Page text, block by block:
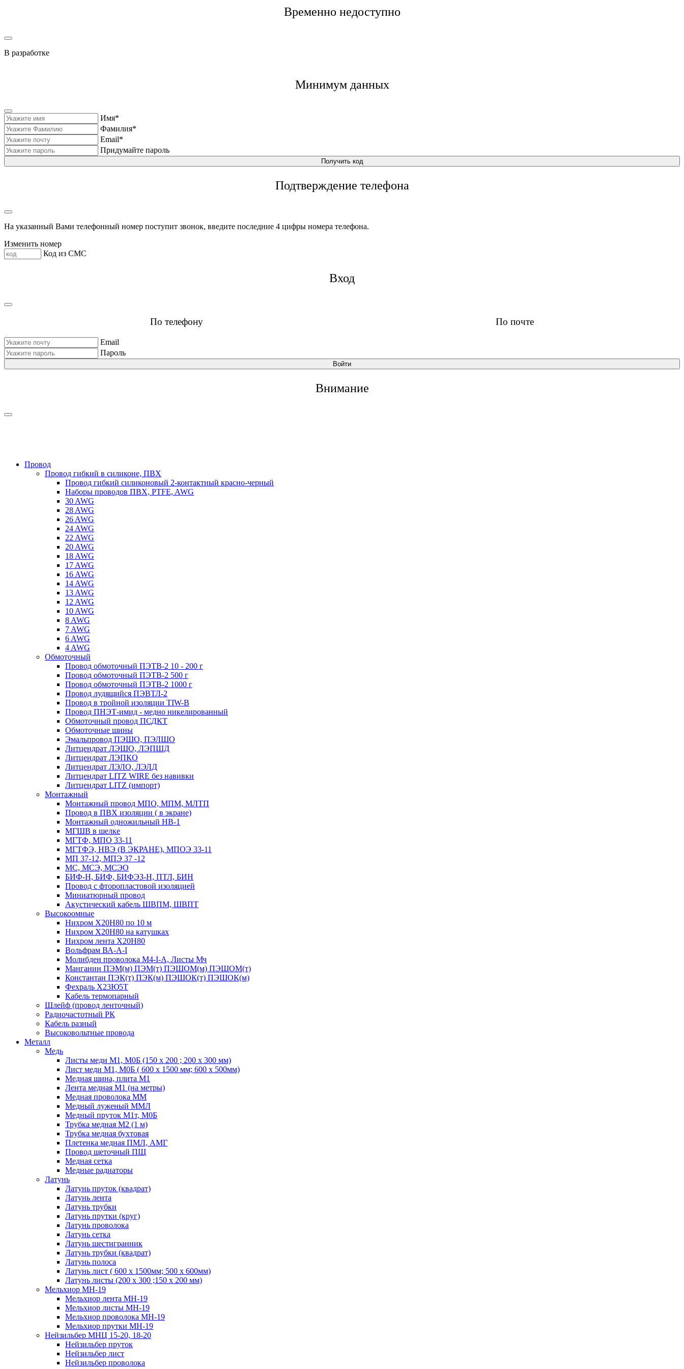
Временно недоступно
В разработке
Минимум данных
Имя*
Фамилия*
Email*
Придумайте пароль
Получить код
Подтверждение телефона
На указанный Вами телефонный номер поступит звонок, введите последние 4 цифры номера телефона.
Изменить номер
Код из СМС
Вход
По телефону По почте
Email
Пароль
Войти
Внимание
Провод
Провод гибкий в силиконе, ПВХ
Провод гибкий силиконовый 2-контактный красно-черный
Наборы проводов ПВХ, PTFE, AWG
30 AWG
28 AWG
26 AWG
24 AWG
22 AWG
20 AWG
18 AWG
17 AWG
16 AWG
14 AWG
13 AWG
12 AWG
10 AWG
8 AWG
7 AWG
6 AWG
4 AWG
Обмоточный
Провод обмоточный ПЭТВ-2 10 - 200 г
Провод обмоточный ПЭТВ-2 500 г
Провод обмоточный ПЭТВ-2 1000 г
Провод лудящийся ПЭВТЛ-2
Провод в тройной изоляции TIW-B
Провод ПНЭТ-имид - медно никелированный
Обмоточный провод ПСДКТ
Обмоточные шины
Эмальпровод ПЭШО, ПЭЛШО
Литцендрат ЛЭШО, ЛЭПШД
Литцендрат ЛЭПКО
Литцендрат ЛЭЛО, ЛЭЛД
Литцендрат LITZ WIRE без навивки
Литцендрат LITZ (импорт)
Монтажный
Монтажный провод МПО, МПМ, МЛТП
Провод в ПВХ изоляции ( в экране)
Монтажный одножильный HB-1
МГШВ в шелке
МГТФ, МПО 33-11
МГТФЭ, НВЭ (В ЭКРАНЕ), МПОЭ 33-11
МП 37-12, МПЭ 37 -12
МС, МСЭ, МСЭО
БИФ-Н, БИФ, БИФЭЗ-Н, ПТЛ, БИН
Провод с фторопластовой изоляцией
Миниатюрный провод
Акустический кабель ШВПМ, ШВПТ
Высокоомные
Нихром Х20Н80 по 10 м
Нихром Х20Н80 на катушках
Нихром лента Х20Н80
Вольфрам ВА-А-I
Молибден проволока М4-I-А, Листы Мч
Манганин ПЭМ(м) ПЭМ(т) ПЭШОМ(м) ПЭШОМ(т)
Константан ПЭК(т) ПЭК(м) ПЭШОК(т) ПЭШОК(м)
Фехраль Х23Ю5Т
Кабель термопарный
Шлейф (провод ленточный)
Радиочастотный РК
Кабель разный
Высоковольтные провода
Металл
Медь
Листы меди М1, М0Б (150 х 200 ; 200 х 300 мм)
Лист меди М1, М0Б ( 600 х 1500 мм; 600 х 500мм)
Медная шина, плита М1
Лента медная М1 (на метры)
Медная проволока ММ
Медный луженый ММЛ
Медный пруток М1т, М0Б
Трубка медная М2 (1 м)
Трубка медная бухтовая
Плетенка медная ПМЛ, АМГ
Провод щеточный ПЩ
Медная сетка
Медные радиаторы
Латунь
Латунь пруток (квадрат)
Латунь лента
Латунь трубки
Латунь прутки (круг)
Латунь проволока
Латунь сетка
Латунь шестигранник
Латунь трубки (квадрат)
Латунь полоса
Латунь лист ( 600 х 1500мм; 500 х 600мм)
Латунь листы (200 х 300 ;150 х 200 мм)
Мельхиор МН-19
Мельхиор лента МН-19
Мельхиор листы МН-19
Мельхиор проволока МН-19
Мельхиор прутки МН-19
Нейзильбер МНЦ 15-20, 18-20
Нейзильбер пруток
Нейзильбер лист
Нейзильбер проволока